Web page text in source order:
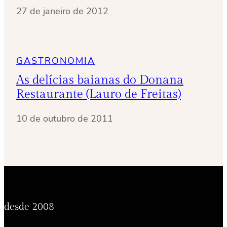
27 de janeiro de 2012
GASTRONOMIA
As delícias baianas do Donana
Restaurante (Lauro de Freitas)
10 de outubro de 2011
desde 2008